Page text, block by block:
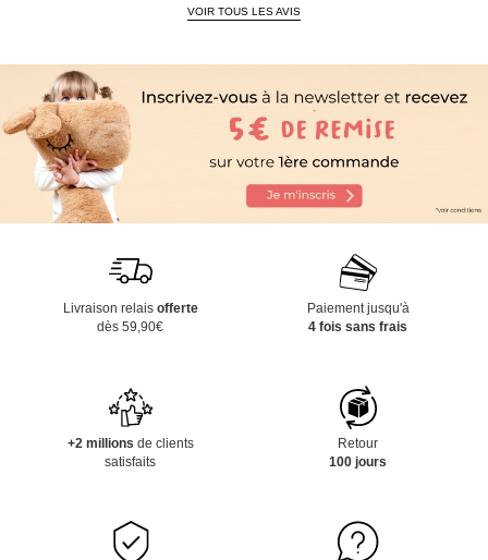
VOIR TOUS LES AVIS
Livraison relais offerte
dès 59,90€
Paiement jusqu'à
4 fois sans frais
+2 millions de clients
satisfaits
Retour
100 jours